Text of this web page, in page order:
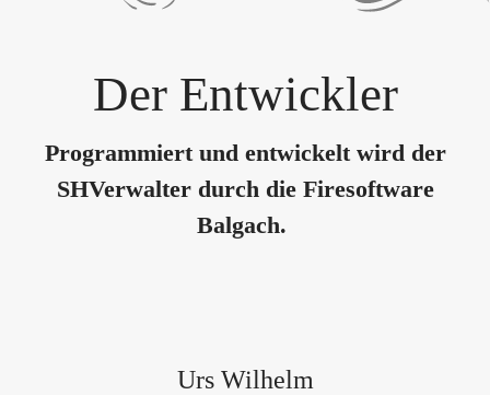
Der Entwickler
Programmiert und entwickelt wird der
SHVerwalter durch die Firesoftware
Balgach.
Urs Wilhelm